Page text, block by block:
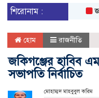
শিরোনাম :
হোম রাজনীতি
জকিগঞ্জের হাবিব
সভাপতি নির্বাচিত
মোহাম্মদ মাহবুবুল করিম